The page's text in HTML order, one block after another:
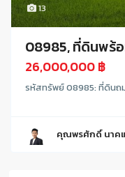
13
08985, ที่ดินพร้
26,000,000 ฿
รหัสทรัพย์ 08985: ที่ดินถม
คุณพรศักดิ์ นาค